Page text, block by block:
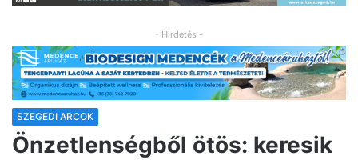
- Hirdetés -
SZEGEDI ARCOK
Önzetlenségből ötös: keresik